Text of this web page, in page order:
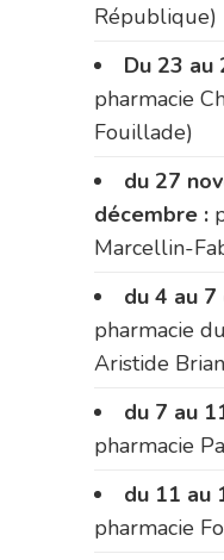
République)
Du 23 au
pharmacie
Fouillade)
du 27
décembre :
Marcellin-
du 4 au
pharmacie
Aristide
du 7 au
pharmacie
du 11 au
pharmacie